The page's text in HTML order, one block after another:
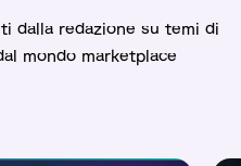
dalla redazione su temi di
mondo marketplace